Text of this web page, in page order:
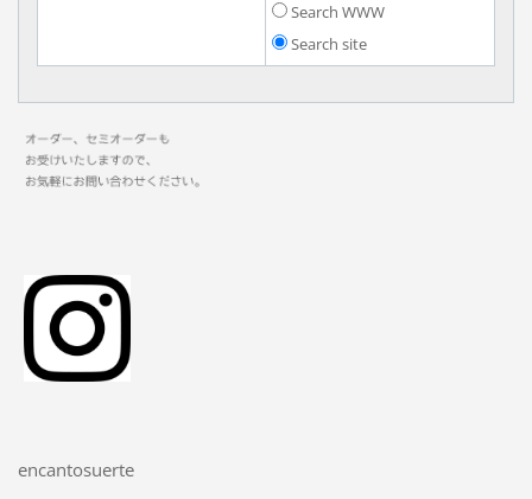
Search WWW
Search site
encantosuerte